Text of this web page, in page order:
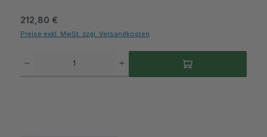
Regulärer Preis:
212,80 €
Preise exkl. MwSt. zzgl. Versandkosten